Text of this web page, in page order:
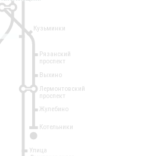
Кузьминки
Рязанский
проспект
Выхино
Лермонтовский
проспект
Жулебино
Котельники
Улица